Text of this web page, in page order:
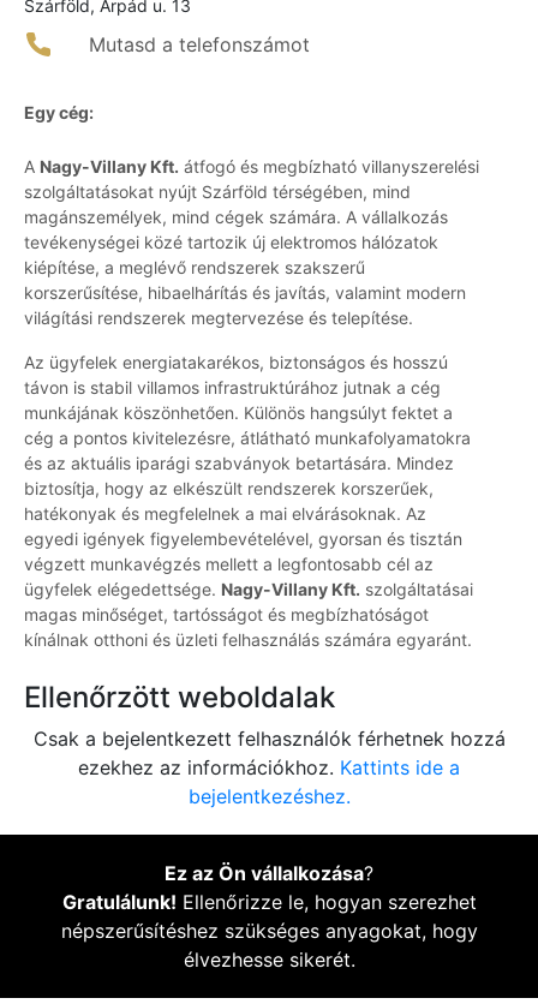
Szárföld, Árpád u. 13
Mutasd a telefonszámot
Egy cég:
A Nagy-Villany Kft. átfogó és megbízható villanyszerelési
szolgáltatásokat nyújt Szárföld térségében, mind
magánszemélyek, mind cégek számára. A vállalkozás
tevékenységei közé tartozik új elektromos hálózatok
kiépítése, a meglévő rendszerek szakszerű
korszerűsítése, hibaelhárítás és javítás, valamint modern
világítási rendszerek megtervezése és telepítése.
Az ügyfelek energiatakarékos, biztonságos és hosszú
távon is stabil villamos infrastruktúrához jutnak a cég
munkájának köszönhetően. Különös hangsúlyt fektet a
cég a pontos kivitelezésre, átlátható munkafolyamatokra
és az aktuális iparági szabványok betartására. Mindez
biztosítja, hogy az elkészült rendszerek korszerűek,
hatékonyak és megfelelnek a mai elvárásoknak. Az
egyedi igények figyelembevételével, gyorsan és tisztán
végzett munkavégzés mellett a legfontosabb cél az
ügyfelek elégedettsége. Nagy-Villany Kft. szolgáltatásai
magas minőséget, tartósságot és megbízhatóságot
kínálnak otthoni és üzleti felhasználás számára egyaránt.
Ellenőrzött weboldalak
Csak a bejelentkezett felhasználók férhetnek hozzá
ezekhez az információkhoz. Kattints ide a
bejelentkezéshez.
Ez az Ön vállalkozása?
Gratulálunk! Ellenőrizze le, hogyan szerezhet
népszerűsítéshez szükséges anyagokat, hogy
élvezhesse sikerét.